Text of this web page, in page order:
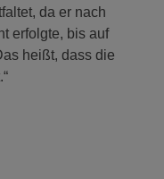
da er nach
erfolgte, bis auf
heißt, dass die